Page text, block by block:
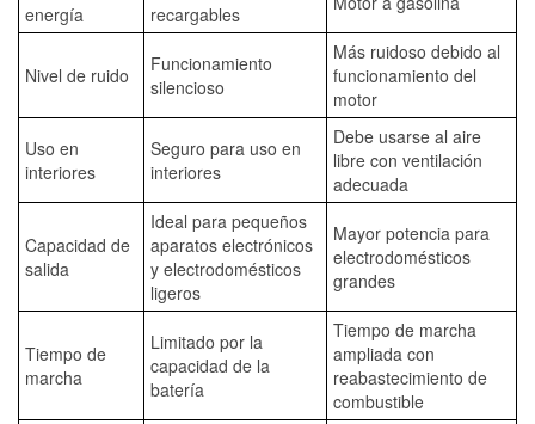
energía
recargables
Nivel de ruido
Funcionamiento
silencioso
Más ruidoso debido al
funcionamiento del
motor
Uso en
interiores
Seguro para uso en
interiores
Debe usarse al aire
libre con ventilación
adecuada
Capacidad de
salida
Ideal para pequeños
aparatos electrónicos
y electrodomésticos
ligeros
Mayor potencia para
electrodomésticos
grandes
Tiempo de
marcha
Limitado por la
capacidad de la
batería
Tiempo de marcha
ampliada con
reabastecimiento de
combustible